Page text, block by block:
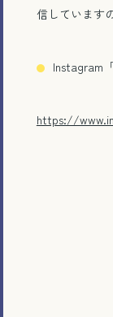
信しています
Instagram
https://